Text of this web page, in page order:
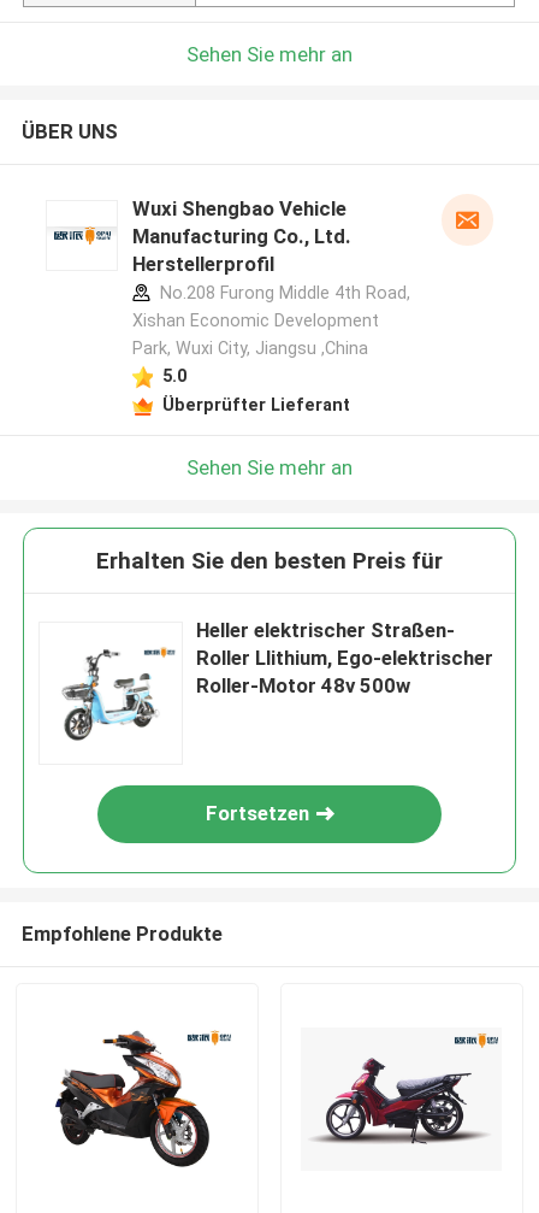
Sehen Sie mehr an
ÜBER UNS
Wuxi Shengbao Vehicle
Manufacturing Co., Ltd.
Herstellerprofil
No.208 Furong Middle 4th Road,
Xishan Economic Development
Park, Wuxi City, Jiangsu ,China
5.0
Überprüfter Lieferant
Sehen Sie mehr an
Erhalten Sie den besten Preis für
Heller elektrischer Straßen-
Roller Llithium, Ego-elektrischer
Roller-Motor 48v 500w
Fortsetzen
Empfohlene Produkte